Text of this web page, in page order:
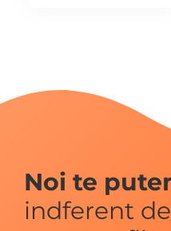
Noi te
indferent de